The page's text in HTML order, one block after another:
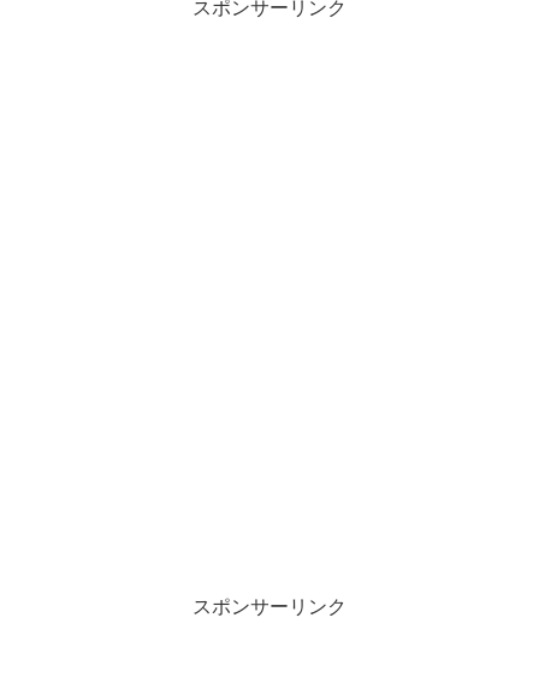
スポンサーリンク
スポンサーリンク